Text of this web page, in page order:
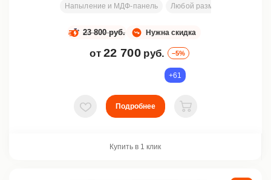
Напыление и МДФ-панель Любой размер
Нужна скидка
23 800 руб.
от 22 700 руб. –5%
+61
В избранное
Подробнее
В корзину
Купить в 1 клик